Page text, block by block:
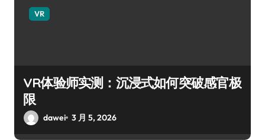
VR
VR体验师实测：沉浸式如何突破感官极
限
dawei 3 月 5, 2026